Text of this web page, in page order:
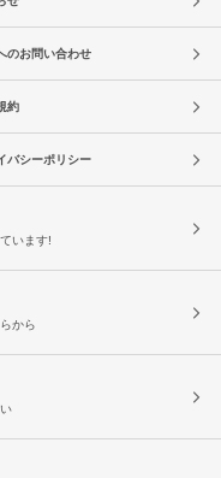
のお問い合わせ
約
バシーポリシー
います!
から